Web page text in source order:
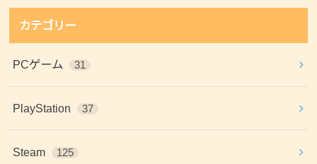
カテゴリー
PCゲーム 31
PlayStation 37
Steam 125